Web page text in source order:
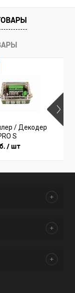
/ Декодер
S
/ шт